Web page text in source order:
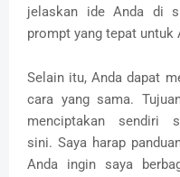
jelaskan ide Anda di
prompt yang tepat untuk
Selain itu, Anda dapat
cara yang sama.
menciptakan sendiri
sini.Saya harap
Anda ingin saya